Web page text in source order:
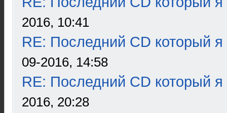
2016, 10:41
RE: Последний CD который я
09-2016, 14:58
RE: Последний CD который я
2016, 20:28